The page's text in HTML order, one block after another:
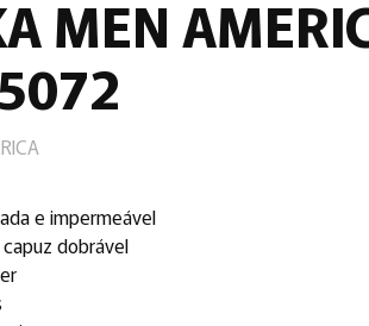
MEN
e impermeável
dobrável